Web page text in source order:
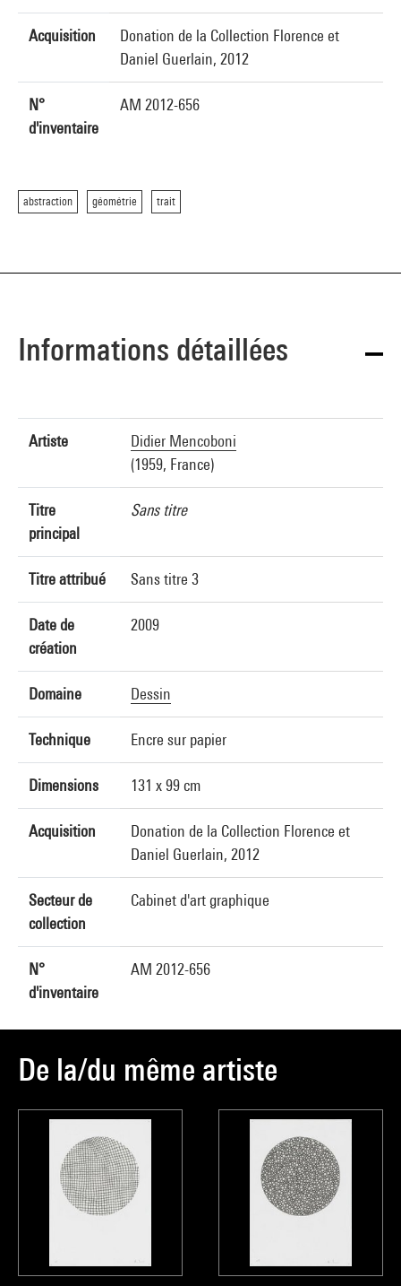
Acquisition
Donation de la Collection Florence et
Daniel Guerlain, 2012
N°
d'inventaire
AM 2012-656
abstraction géométrie trait
Informations détaillées
Artiste
Didier Mencoboni
(1959, France)
Titre
principal
Sans titre
Titre attribué Sans titre 3
Date de
création
2009
Domaine Dessin
Technique Encre sur papier
Dimensions 131 x 99 cm
Acquisition
Donation de la Collection Florence et
Daniel Guerlain, 2012
Secteur de
collection
Cabinet d'art graphique
N°
d'inventaire
AM 2012-656
De la/du même artiste